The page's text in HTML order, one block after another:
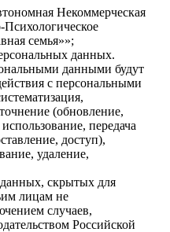
Некоммерческая
семья»»;
данных.
данными будут
с персональными
(обновление,
передача
доступ),
удаление,
скрытых для
лицам не
случаев,
Российской